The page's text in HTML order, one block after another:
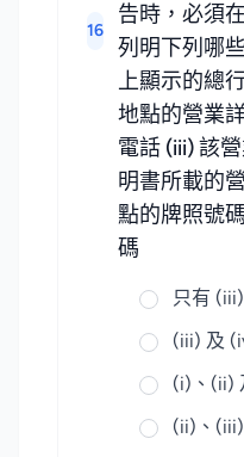
16
告時，必須
列明下列哪
上顯示的總
地點的營業
電話 (iii) 該
明書所載的
點的牌照號
碼
只有 (iii)
(iii) 及
(i)、(ii)
(ii)、